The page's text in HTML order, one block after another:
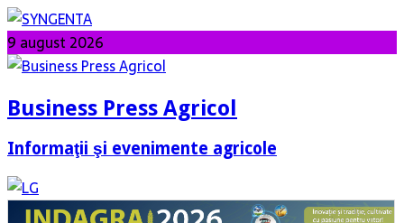
9 august 2026
Business Press Agricol
Informaţii şi evenimente agricole